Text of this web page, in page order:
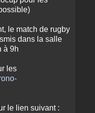
le match de rugby
dans la salle
à 9h
les
le lien suivant :